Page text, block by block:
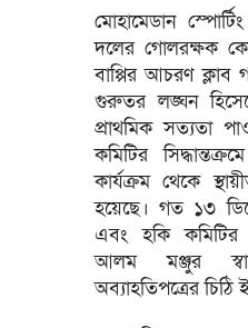
মোহামেডান
দলের গোলরক্ষক
বাপ্পির আচরণ ক্লাব
গুরুতর লঙ্ঘন
প্রাথমিক সত্যতা
কমিটির
কার্যক্রম থেকে
হয়েছে। গত ১৩
এবং হকি কমিটির
আলম মঞ্জুর
অব্যাহতিপত্রের চিঠি